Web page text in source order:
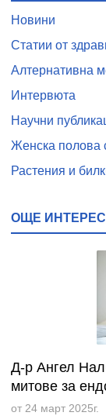
Новини
Статии от
Алтернативна
Интервюта
Научни
Женска полова
Растения и
ОЩЕ
Д-р Ангел
митове за
от 24 март 2025г.